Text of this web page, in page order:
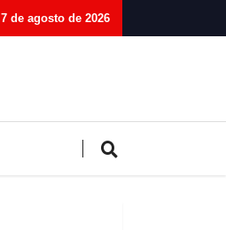
7 de agosto de 2026